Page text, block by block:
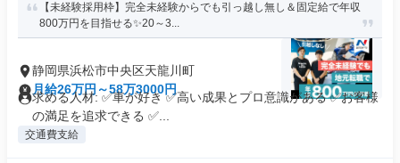
【未経験採用枠】完全未経験からでも引っ越し無し＆固定給で年収
800万円を目指せる✨20～3...
静岡県浜松市中央区天龍川町
月給26万円～58万3000円
求める人材: ✅車が好き ✅高い成果とプロ意識がある ✅お客様
の満足を追求できる ✅...
交通費支給